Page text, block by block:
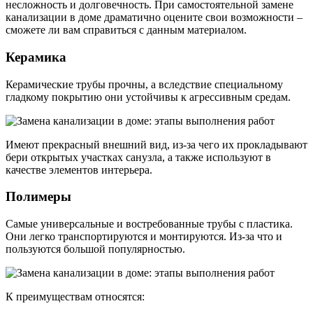
несложность и долговечность. При самостоятельной замене
канализации в доме драматично оцените свои возможности –
сможете ли вам справиться с данным материалом.
Керамика
Керамические трубы прочны, а вследствие специальному
гладкому покрытию они устойчивы к агрессивным средам.
Имеют прекрасный внешний вид, из-за чего их прокладывают
бери открытых участках санузла, а также используют в
качестве элементов интерьера.
Полимеры
Самые универсальные и востребованные трубы с пластика.
Они легко транспортируются и монтируются. Из-за что и
пользуются большой популярностью.
К преимуществам относятся: